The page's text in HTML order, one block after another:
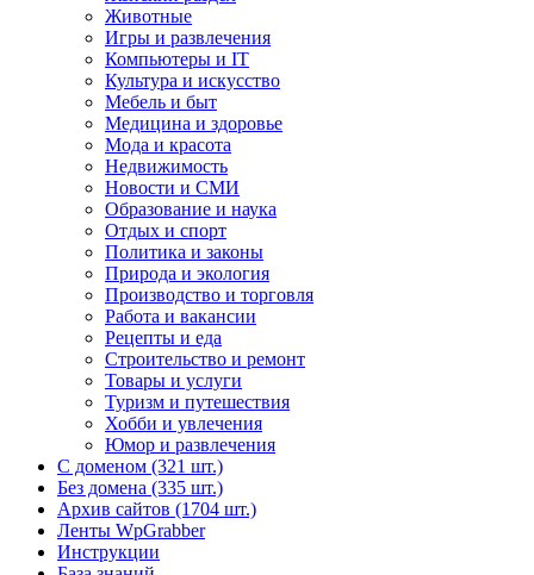
Животные
Игры и развлечения
Компьютеры и IT
Культура и искусство
Мебель и быт
Медицина и здоровье
Мода и красота
Недвижимость
Новости и СМИ
Образование и наука
Отдых и спорт
Политика и законы
Природа и экология
Производство и торговля
Работа и вакансии
Рецепты и еда
Строительство и ремонт
Товары и услуги
Туризм и путешествия
Хобби и увлечения
Юмор и развлечения
С доменом (321 шт.)
Без домена (335 шт.)
Архив сайтов (1704 шт.)
Ленты WpGrabber
Инструкции